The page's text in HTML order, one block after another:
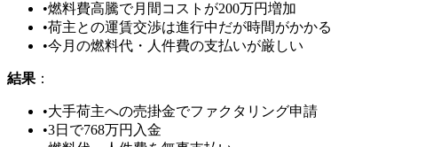
•燃料費高騰で月間コストが200万円増加
•荷主との運賃交渉は進行中だが時間がかかる
•今月の燃料代・人件費の支払いが厳しい
結果 ：
•大手荷主への売掛金でファクタリング申請
•3日で768万円入金